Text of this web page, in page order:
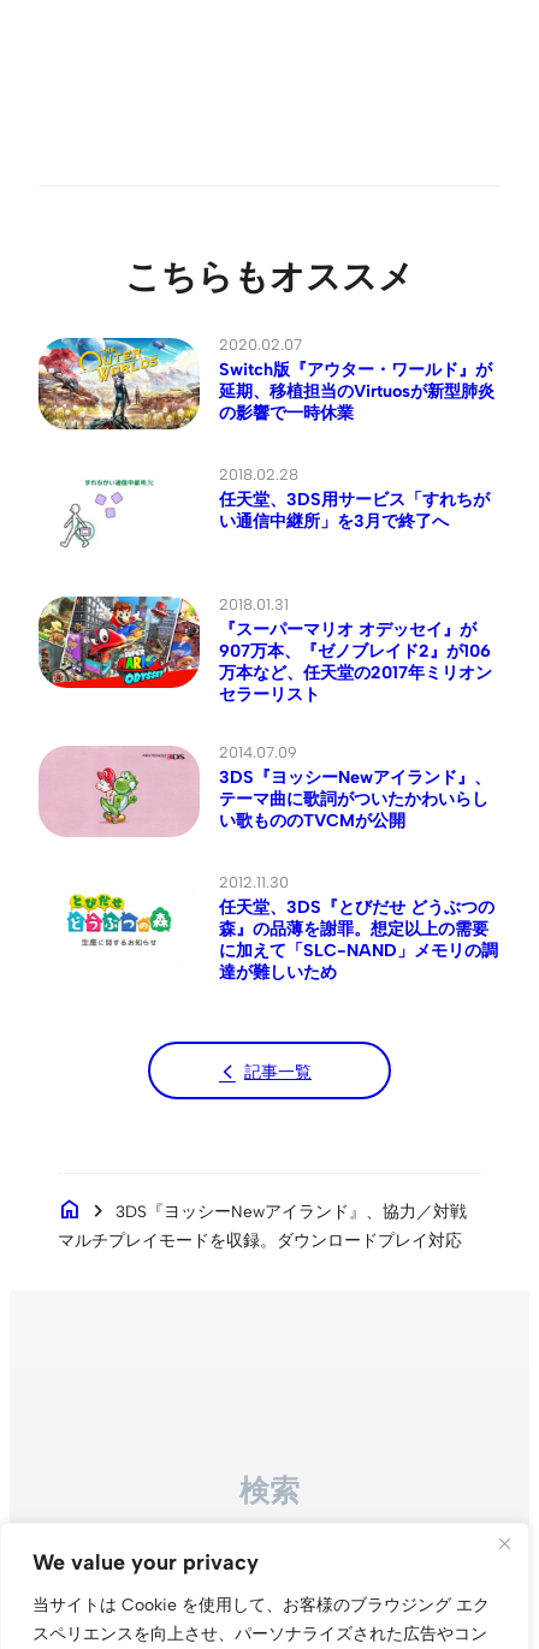
We value your privacy
当サイトは Cookie を使用して、お客様のブラウジング エク
スペリエンスを向上させ、パーソナライズされた広告やコン
こちらもオススメ
2020.02.07
Switch版『アウター・ワールド』が
延期、移植担当のVirtuosが新型肺炎
の影響で一時休業
2018.02.28
任天堂、3DS用サービス「すれちが
い通信中継所」を3月で終了へ
2018.01.31
『スーパーマリオ オデッセイ』が
907万本、『ゼノブレイド2』が106
万本など、任天堂の2017年ミリオン
セラーリスト
2014.07.09
3DS『ヨッシーNewアイランド』、
テーマ曲に歌詞がついたかわいらし
い歌もののTVCMが公開
2012.11.30
任天堂、3DS『とびだせ どうぶつの
森』の品薄を謝罪。想定以上の需要
に加えて「SLC-NAND」メモリの調
達が難しいため
記事一覧
home chevron_right
3DS『ヨッシーNewアイランド』、協力／対戦
マルチプレイモードを収録。ダウンロードプレイ対応
検索
Search